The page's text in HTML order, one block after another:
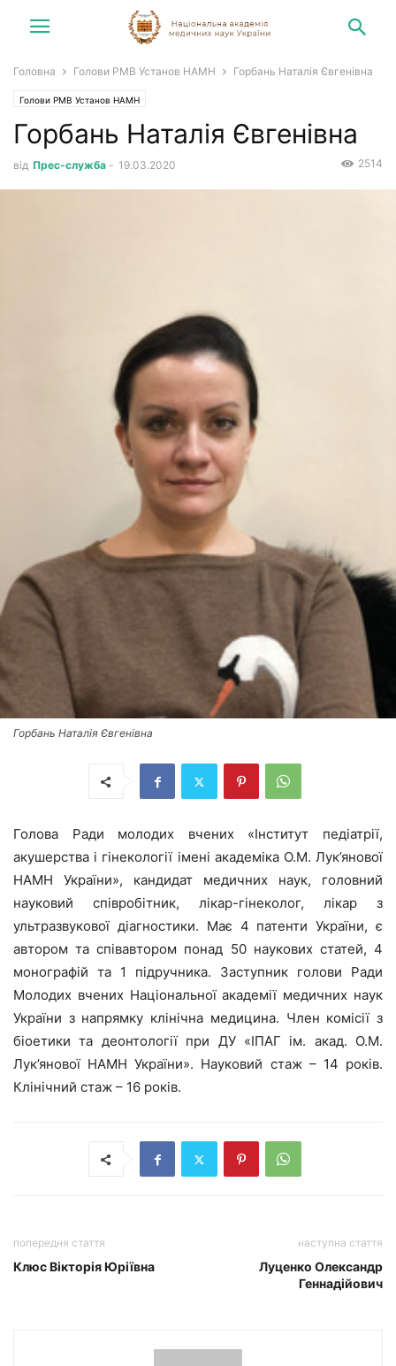
Головна Голови РМВ Установ НАМН Горбань Наталія Євгенівна
Голови РМВ Установ НАМН
Горбань Наталія Євгенівна
від Прес-служба - 19.03.2020 2514
Горбань Наталія Євгенівна
Голова Ради молодих вчених «Інститут педіатрії,
акушерства і гінекології імені академіка О.М. Лук’янової
НАМН України», кандидат медичних наук, головний
науковий співробітник, лікар-гінеколог, лікар з
ультразвукової діагностики. Має 4 патенти України, є
автором та співавтором понад 50 наукових статей, 4
монографій та 1 підручника. Заступник голови Ради
Молодих вчених Національної академії медичних наук
України з напрямку клінічна медицина. Член комісії з
біоетики та деонтології при ДУ «ІПАГ ім. акад. О.М.
Лук’янової НАМН України». Науковий стаж – 14 років.
Клінічний стаж – 16 років.
попередня стаття
Клюс Вікторія Юріївна
наступна стаття
Луценко Олександр
Геннадійович